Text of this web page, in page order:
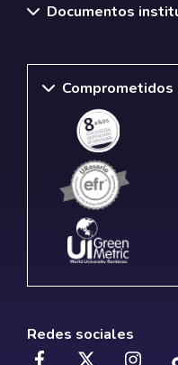
Documentos
Comprometidos
Redes sociales